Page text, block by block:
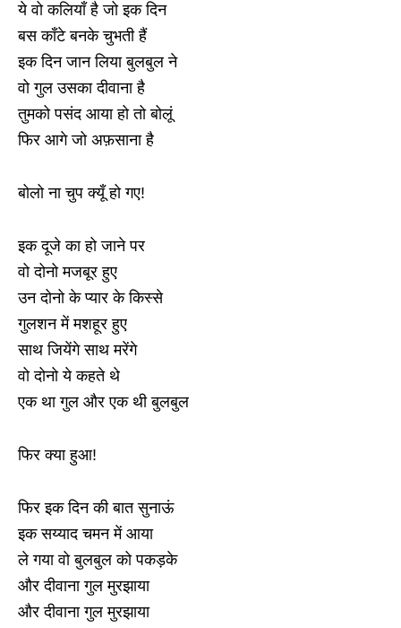
ये वो कलियाँ है जो इक दिन
बस काँटे बनके चुभती हैं
इक दिन जान लिया बुलबुल ने
वो गुल उसका दीवाना है
तुमको पसंद आया हो तो बोलूं
फिर आगे जो अफ़साना है
बोलो ना चुप क्यूँ हो गए!
इक दूजे का हो जाने पर
वो दोनो मजबूर हुए
उन दोनो के प्यार के किस्से
गुलशन में मशहूर हुए
साथ जियेंगे साथ मरेंगे
वो दोनो ये कहते थे
एक था गुल और एक थी बुलबुल
फिर क्या हुआ!
फिर इक दिन की बात सुनाऊं
इक सय्याद चमन में आया
ले गया वो बुलबुल को पकड़के
और दीवाना गुल मुरझाया
और दीवाना गुल मुरझाया